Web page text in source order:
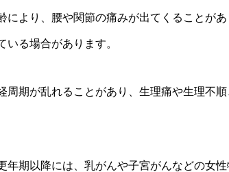
により、腰や関節の痛みが出てくることが
いる場合があります。
周期が乱れることがあり、生理痛や生理不
年期以降には、乳がんや子宮がんなどの女